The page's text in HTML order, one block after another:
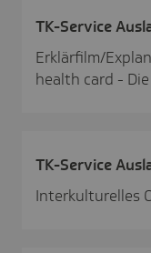
TK-Service
Erklärfilm/
health card -
TK-Service
Interkulturelles